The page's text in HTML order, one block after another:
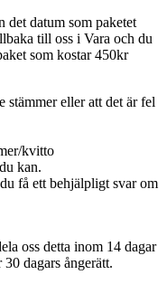
det datum som paketet
till oss i Vara och du
som kostar 450kr
stämmer eller att det är fel
kvitto
kan.
få ett behjälpligt svar om
oss detta inom 14 dagar
dagars ångerätt.